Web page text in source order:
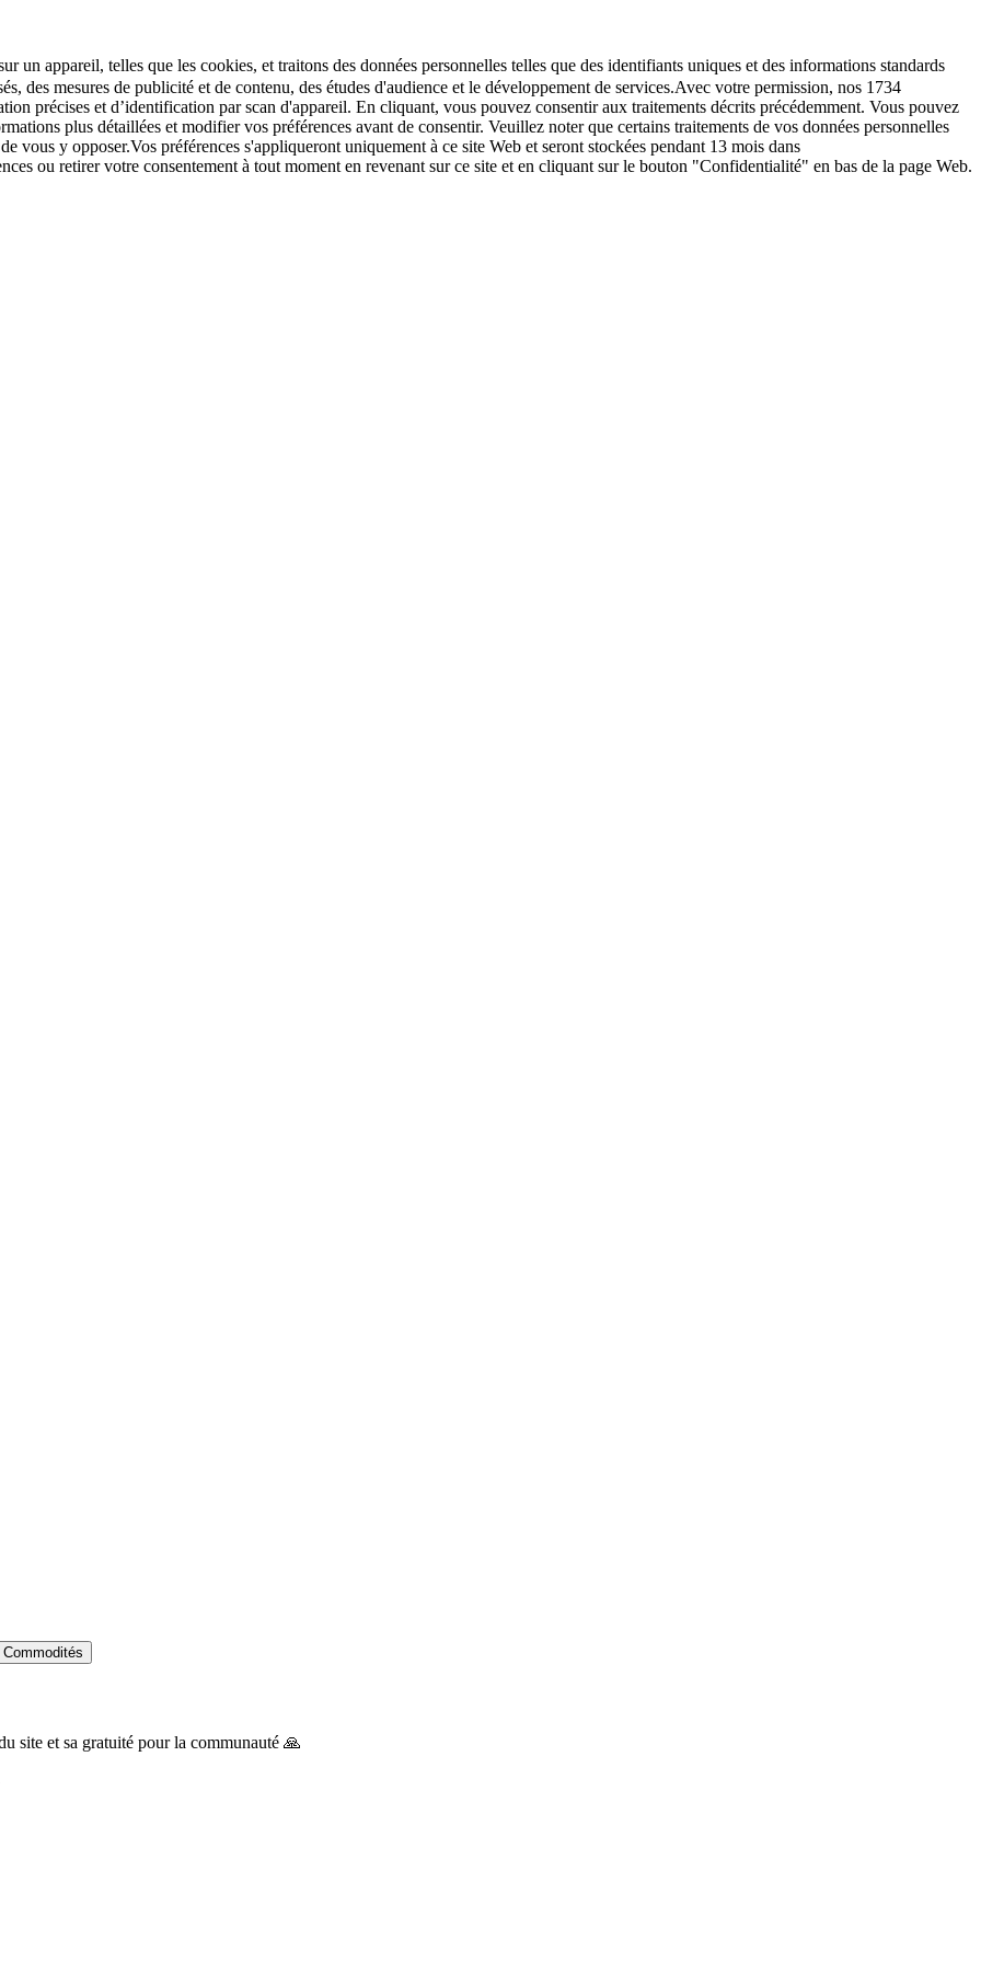
un appareil, telles que les cookies, et traitons des données personnelles telles que des identifiants uniques et des informations standards
des mesures de publicité et de contenu, des études d'audience et le développement de services.Avec votre permission, nos 1734
précises et d’identification par scan d'appareil. En cliquant, vous pouvez consentir aux traitements décrits précédemment. Vous pouvez
plus détaillées et modifier vos préférences avant de consentir. Veuillez noter que certains traitements de vos données personnelles
vous y opposer.Vos préférences s'appliqueront uniquement à ce site Web et seront stockées pendant 13 mois dans
ou retirer votre consentement à tout moment en revenant sur ce site et en cliquant sur le bouton "Confidentialité" en bas de la page Web.
Commodités
site et sa gratuité pour la communauté 🙏